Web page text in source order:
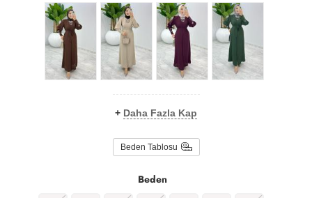
+ Daha Fazla Kap
Beden Tablosu
Beden